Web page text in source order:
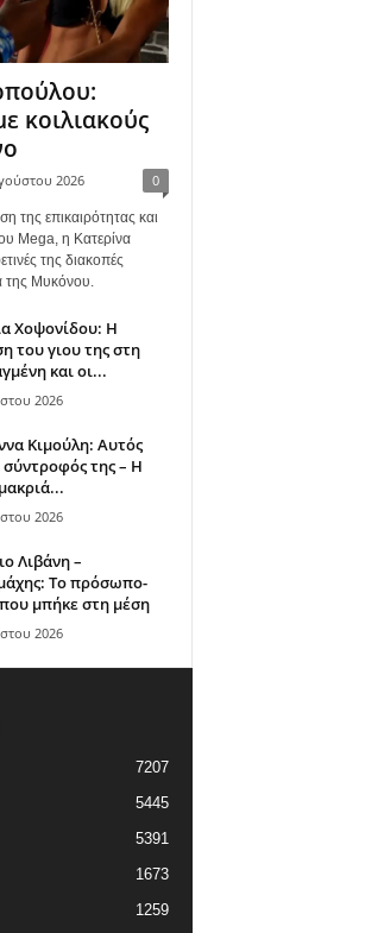
κοιλιακούς
2026 0
της επικαιρότητας και
Mega, η Κατερίνα
της διακοπές
της Μυκόνου.
Χοψονίδου: Η
του γιου της στη
και οι...
2026
Κιμούλη: Αυτός
σύντροφός της – Η
2026
Λιβάνη –
Το πρόσωπο-
που μπήκε στη μέση
2026
7207
5445
5391
1673
1259